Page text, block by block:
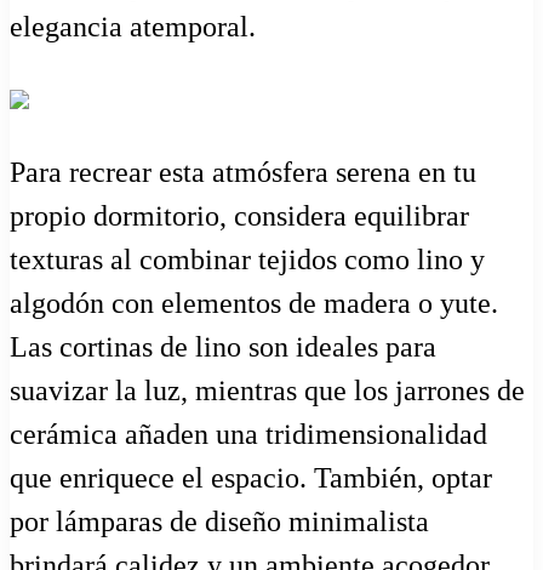
elegancia atemporal.
Para recrear esta atmósfera serena en tu
propio dormitorio, considera equilibrar
texturas al combinar tejidos como lino y
algodón con elementos de madera o yute.
Las cortinas de lino son ideales para
suavizar la luz, mientras que los jarrones de
cerámica añaden una tridimensionalidad
que enriquece el espacio. También, optar
por lámparas de diseño minimalista